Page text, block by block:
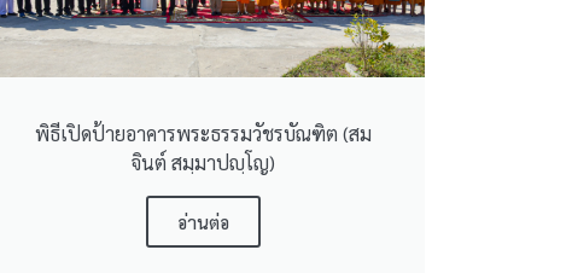
พิธีเปิดป้ายอาคารพระธรรมวัชรบัณฑิต (สม
จินต์ สมฺมาปญฺโญ)
อ่านต่อ